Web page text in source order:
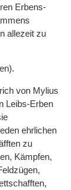
Erbens-
allezeit zu
von Mylius
Leibs-Erben
ehrlichen
zu
Kämpfen,